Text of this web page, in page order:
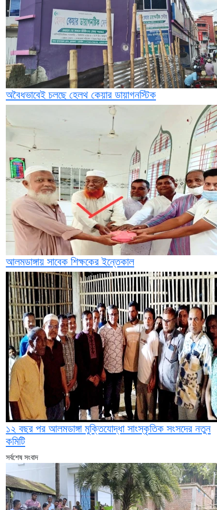
অবৈধভাবেই চলছে হেলথ কেয়ার ডায়াগনস্টিক
আলমডাঙ্গায় সাবেক শিক্ষকের ইন্তেকাল
১২ বছর পর আলমডাঙ্গা মুক্তিযোদ্ধা সাংস্কৃতিক সংসদের নতুন
কমিটি
সর্বশেষ সংবাদ